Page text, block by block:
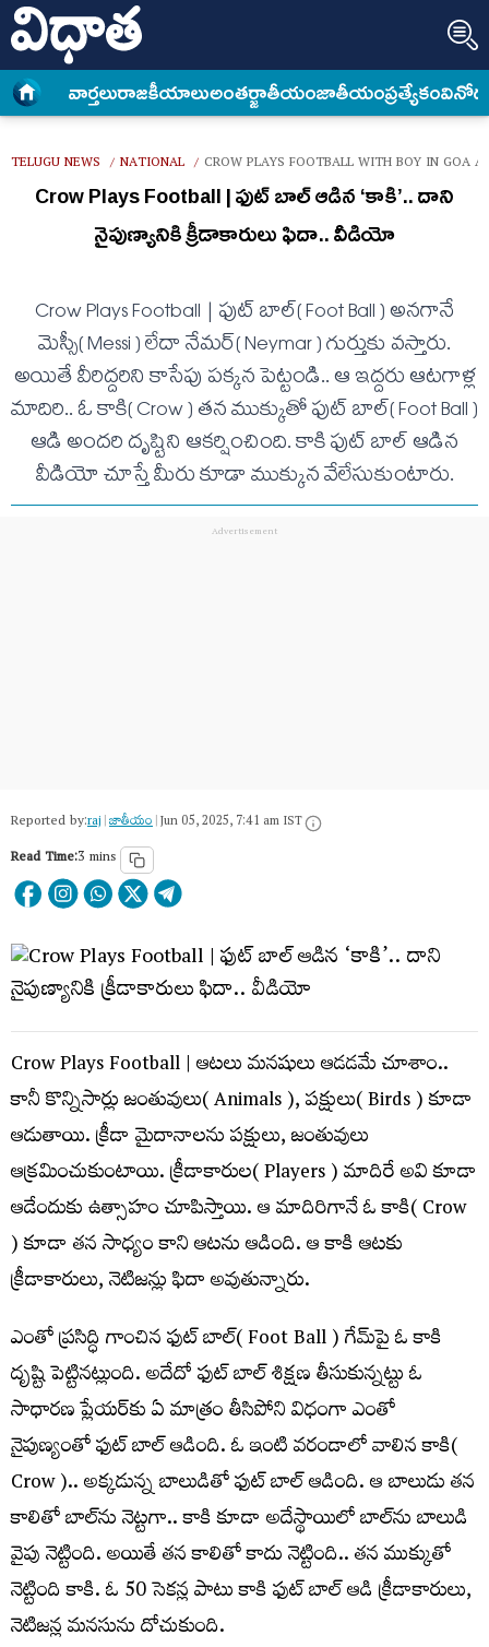
వార్త‌లురాజకీయాలుఅంత‌ర్జాతీయంజాతీయంప్రత్యేకం
TELUGU NEWS / NATIONAL / CROW PLAYS FOOTBALL WITH BOY IN GOA
Crow Plays Football | ఫుట్ బాల్ ఆడిన ‘కాకి’.. దాని
నైపుణ్యానికి క్రీడాకారులు ఫిదా.. వీడియో
Crow Plays Football | ఫుట్ బాల్( Foot Ball ) అన‌గానే
మెస్సీ( Messi ) లేదా నేమ‌ర్( Neymar ) గుర్తుకు వ‌స్తారు.
అయితే వీరిద్ద‌రిని కాసేపు ప‌క్క‌న పెట్టండి.. ఆ ఇద్ద‌రు ఆట‌గాళ్ల
మాదిరి.. ఓ కాకి( Crow ) త‌న ముక్కుతో ఫుట్ బాల్( Foot Ball )
ఆడి అంద‌రి దృష్టిని ఆక‌ర్షించింది. కాకి ఫుట్ బాల్ ఆడిన
వీడియో చూస్తే మీరు కూడా ముక్కున వేలేసుకుంటారు.
Reported by:raj|జాతీయం|Jun 05, 2025, 7:41 am IST
Read Time:3 mins
Crow Plays Football | ఆట‌లు మ‌న‌షులు ఆడ‌డ‌మే చూశాం..
కానీ కొన్నిసార్లు జంతువులు( Animals ), ప‌క్షులు( Birds ) కూడా
ఆడుతాయి. క్రీడా మైదానాల‌ను ప‌క్షులు, జంతువులు
ఆక్ర‌మించుకుంటాయి. క్రీడాకారుల( Players ) మాదిరే అవి కూడా
ఆడేందుకు ఉత్సాహం చూపిస్తాయి. ఆ మాదిరిగానే ఓ కాకి( Crow
) కూడా త‌న సాధ్యం కాని ఆట‌ను ఆడింది. ఆ కాకి ఆట‌కు
క్రీడాకారులు, నెటిజ‌న్లు ఫిదా అవుతున్నారు.
ఎంతో ప్ర‌సిద్ధి గాంచిన ఫుట్ బాల్( Foot Ball ) గేమ్‌పై ఓ కాకి
దృష్టి పెట్టినట్లుంది. అదేదో ఫుట్ బాల్ శిక్ష‌ణ తీసుకున్న‌ట్టు ఓ
సాధార‌ణ ప్లేయ‌ర్‌కు ఏ మాత్రం తీసిపోని విధంగా ఎంతో
నైపుణ్యంతో ఫుట్ బాల్ ఆడింది. ఓ ఇంటి వ‌రండాలో వాలిన కాకి(
Crow ).. అక్క‌డున్న బాలుడితో ఫుట్ బాల్ ఆడింది. ఆ బాలుడు త‌న
కాలితో బాల్‌ను నెట్ట‌గా.. కాకి కూడా అదేస్థాయిలో బాల్‌ను బాలుడి
వైపు నెట్టింది. అయితే త‌న కాలితో కాదు నెట్టింది.. త‌న ముక్కుతో
నెట్టింది కాకి. ఓ 50 సెక‌న్ల పాటు కాకి ఫుట్ బాల్ ఆడి క్రీడాకారులు,
నెటిజ‌న్ల మ‌న‌సును దోచుకుంది.